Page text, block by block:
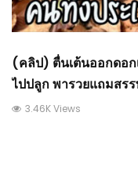
(คลิป) ตื่นเต้นออกดอก
ไปปลูก พารวยแถมสร
3.46K Views